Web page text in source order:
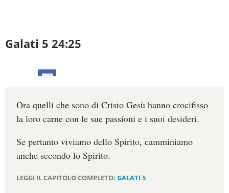
Galati 5 24:25
Ora quelli che sono di Cristo Gesù hanno crocifisso
la loro carne con le sue passioni e i suoi desideri.
Se pertanto viviamo dello Spirito, camminiamo
anche secondo lo Spirito.
LEGGI IL CAPITOLO COMPLETO: GALATI 5